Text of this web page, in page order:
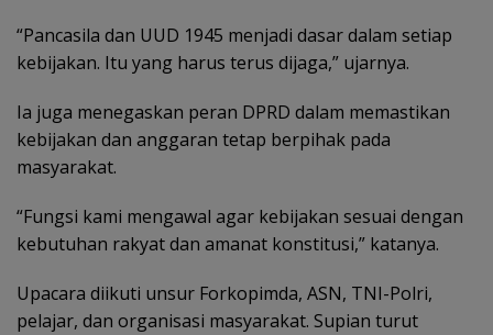
“Pancasila dan UUD 1945 menjadi dasar dalam setiap
kebijakan. Itu yang harus terus dijaga,” ujarnya.
Ia juga menegaskan peran DPRD dalam memastikan
kebijakan dan anggaran tetap berpihak pada
masyarakat.
“Fungsi kami mengawal agar kebijakan sesuai dengan
kebutuhan rakyat dan amanat konstitusi,” katanya.
Upacara diikuti unsur Forkopimda, ASN, TNI-Polri,
pelajar, dan organisasi masyarakat. Supian turut